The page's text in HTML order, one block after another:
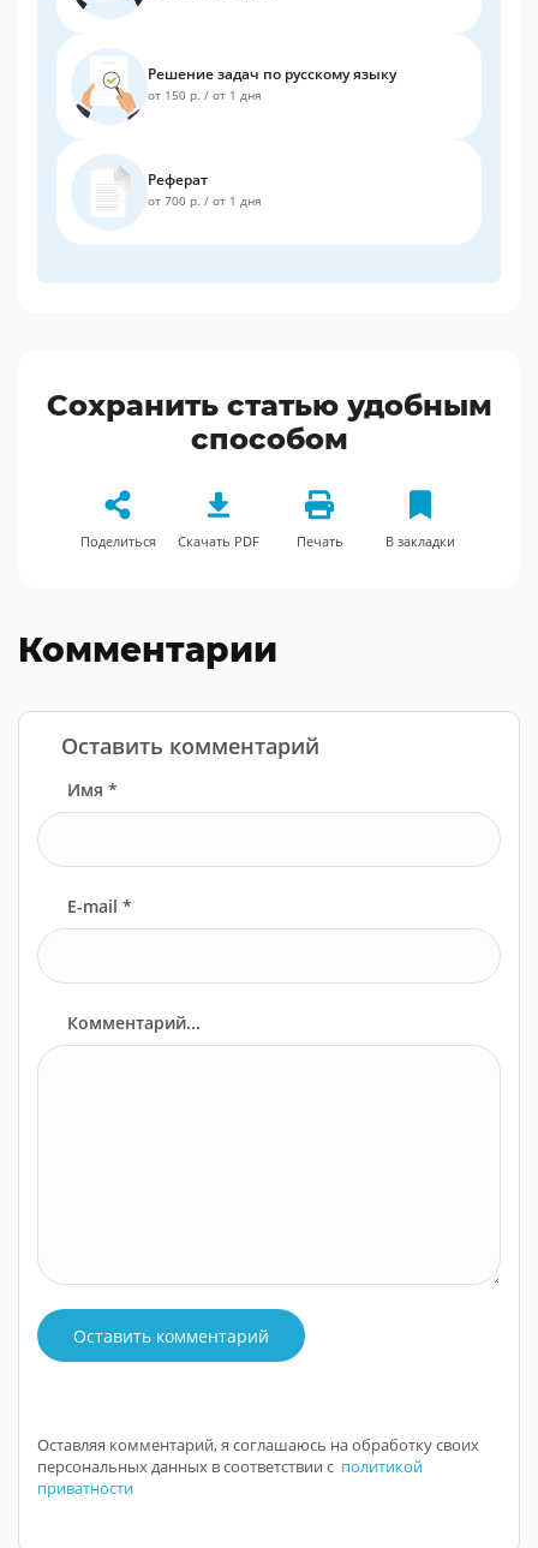
Решение задач по русскому языку
от 150 р. / от 1 дня
Реферат
от 700 р. / от 1 дня
Сохранить статью удобным
способом
Поделиться Скачать PDF Печать В закладки
Комментарии
Оставить комментарий
Имя *
E-mail *
Комментарий...
Оставить комментарий
Оставляя комментарий, я соглашаюсь на обработку своих
персональных данных в соответствии с политикой
приватности